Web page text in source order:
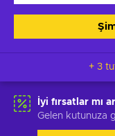
+ 3
İyi fırsatlar mı
Gelen kutunuza